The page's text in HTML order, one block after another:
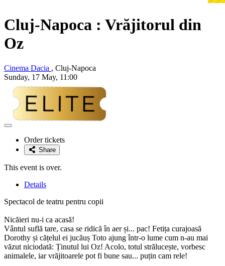
Cluj-Napoca : Vrăjitorul din
Oz
Cinema Dacia , Cluj-Napoca
Sunday, 17 May, 11:00
Adaugă
favoriteOrder tickets
Share
This event is over.
Details
Spectacol de teatru pentru copii
Nicăieri nu-i ca acasă!
Vântul suflă tare, casa se ridică în aer și... pac! Fetița curajoasă
Dorothy și cățelul ei jucăuș Toto ajung într-o lume cum n-au mai
văzut niciodată: Ținutul lui Oz! Acolo, totul strălucește, vorbesc
animalele, iar vrăjitoarele pot fi bune sau... puțin cam rele!